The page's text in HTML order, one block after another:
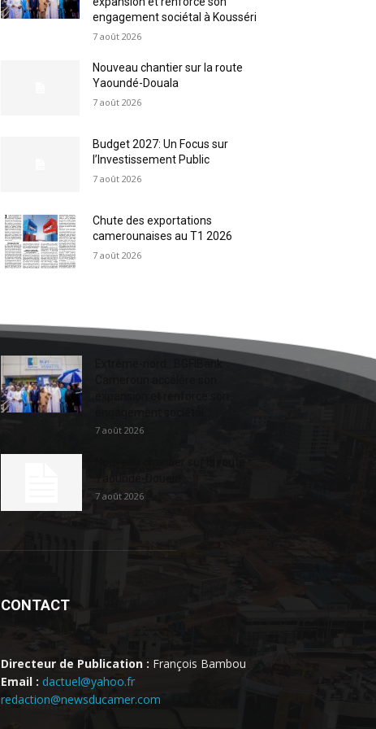
engagement sociétal à Kousséri
7 août 2026
Nouveau chantier sur la route
Yaoundé-Douala
7 août 2026
Budget 2027: Un Focus sur
l’Investissement Public
7 août 2026
Chute des exportations
camerounaises au T1 2026
7 août 2026
Extrême-nord : BGFIBank
7 août 2026
7 août 2026
CONTACT
Directeur de Publication : François Bambou
Email : dactuel@yahoo.fr
redaction@newsducamer.com